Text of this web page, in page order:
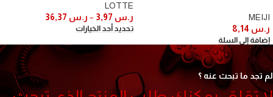
MEIJI
ر.س
إضافة إلى السلة
LOTTE
ر.س
– ر.س
تحديد أحد الخيارات
لم تجد ما تبحث عنه ؟